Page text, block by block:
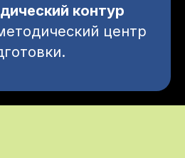
контур
центр